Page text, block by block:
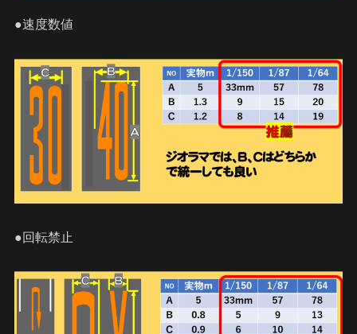
●速度数値
●回転禁止